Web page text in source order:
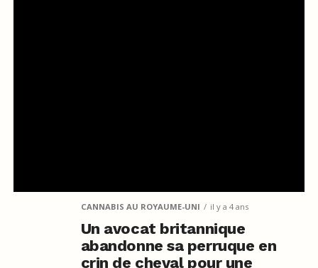
CANNABIS AU ROYAUME-UNI il y a 4 ans
Un avocat britannique
abandonne sa perruque en
crin de cheval pour une